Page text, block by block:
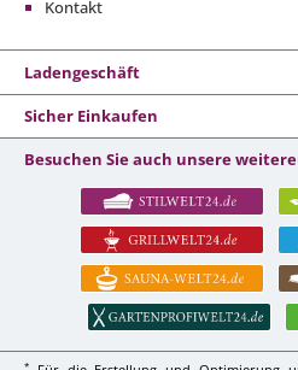
Kontakt
Ladengeschäft
Sicher Einkaufen
Besuchen Sie auch unsere
*